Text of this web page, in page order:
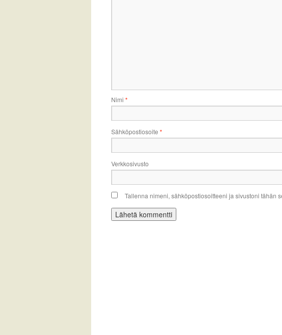
Nimi *
Sähköpostiosoite *
Verkkosivusto
Tallenna nimeni, sähköpostiosoitteeni ja sivustoni tähän